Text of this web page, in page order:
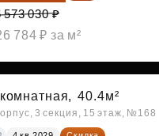
573 030 ₽
784 ₽ за м²
40.4м²
3 секция, 15 этаж, №168